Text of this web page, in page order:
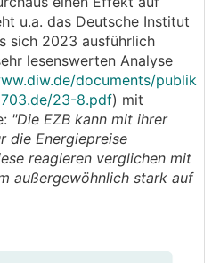
u.a. das Deutsche Institut
sich 2023 ausführlich
lesenswerten Analyse
documents/publik
23-8.pdf) mit
"Die EZB kann mit ihrer
die Energiepreise
reagieren verglichen mit
außergewöhnlich stark auf